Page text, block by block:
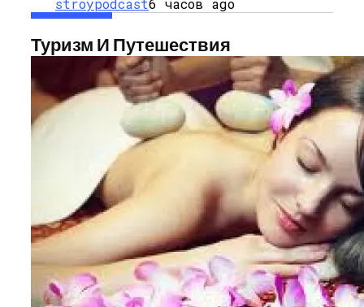
stroypodcast6 часов ago
Туризм И Путешествия